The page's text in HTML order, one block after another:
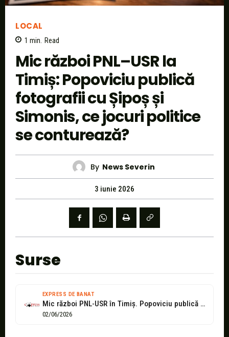
LOCAL
1 min. Read
Mic război PNL–USR la
Timiș: Popoviciu publică
fotografii cu Șipoș și
Simonis, ce jocuri politice
se conturează?
By News Severin
3 iunie 2026
Surse
EXPRESS DE BANAT
Mic război PNL-USR în Timiș. Popoviciu publică fotografii cu Șipoș și Simonis:...
02/06/2026